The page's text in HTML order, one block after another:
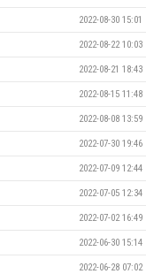
2022-08-30 15:01
2022-08-22 10:03
2022-08-21 18:43
2022-08-15 11:48
2022-08-08 13:59
2022-07-30 19:46
2022-07-09 12:44
2022-07-05 12:34
2022-07-02 16:49
2022-06-30 15:14
2022-06-28 07:02